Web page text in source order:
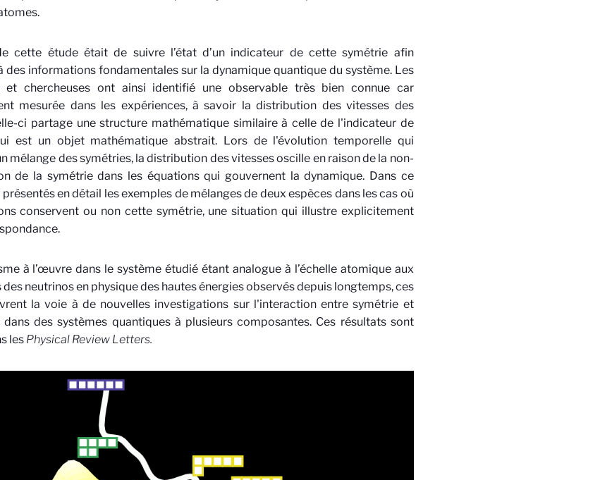
cette étude était de suivre l’état d’un indicateur de cette symétrie afin
des informations fondamentales sur la dynamique quantique du système. Les
et chercheuses ont ainsi identifié une observable très bien connue car
mesurée dans les expériences, à savoir la distribution des vitesses des
ci partage une structure mathématique similaire à celle de l'indicateur de
est un objet mathématique abstrait. Lors de l'évolution temporelle qui
mélange des symétries, la distribution des vitesses oscille en raison de la non-
de la symétrie dans les équations qui gouvernent la dynamique. Dans ce
en détail les exemples de mélanges de deux espèces dans les cas où
conservent ou non cette symétrie, une situation qui illustre explicitement
à l’œuvre dans le système étudié étant analogue à l’échelle atomique aux
neutrinos en physique des hautes énergies observés depuis longtemps, ces
la voie à de nouvelles investigations sur l'interaction entre symétrie et
dans des systèmes quantiques à plusieurs composantes. Ces résultats sont
les Physical Review Letters.